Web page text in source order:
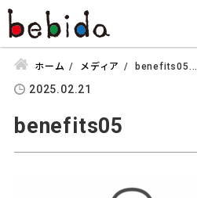
ホーム メディア benefits05...
2025.02.21
benefits05